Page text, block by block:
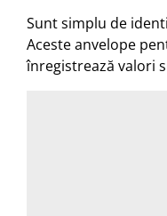
Sunt simplu de
Aceste anvelope
înregistrează valori